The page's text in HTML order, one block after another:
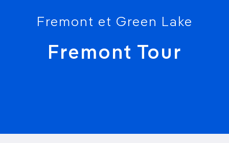
Fremont et Green Lake
Fremont Tour